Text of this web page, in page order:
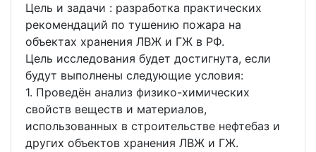
Цель и задачи : разработка практических
рекомендаций по тушению пожара на
объектах хранения ЛВЖ и ГЖ в РФ.
Цель исследования будет достигнута, если
будут выполнены следующие условия:
1. Проведён анализ физико-химических
свойств веществ и материалов,
использованных в строительстве нефтебаз и
других объектов хранения ЛВЖ и ГЖ.